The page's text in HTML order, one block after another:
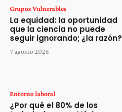
Grupos Vulnerables
La equidad: la oportunidad
que la ciencia no puede
seguir ignorando; ¿la razón?
7 agosto 2026
Entorno laboral
¿Por qué el 80% de los